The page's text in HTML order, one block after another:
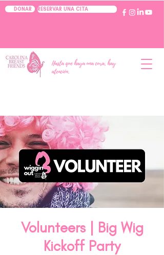
DONAR RESERVAR UNA CITA
Hasta que haya una cura, hay
atención.
Volunteers | Big Wig
Kickoff Party